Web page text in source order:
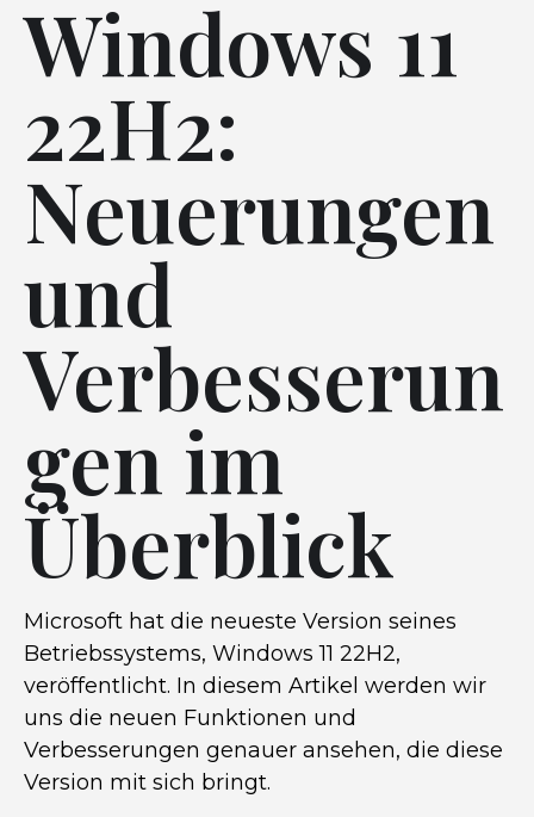
Windows 11
22H2:
Neuerungen
und
Verbesserun
gen im
Überblick
Microsoft hat die neueste Version seines
Betriebssystems, Windows 11 22H2,
veröffentlicht. In diesem Artikel werden wir
uns die neuen Funktionen und
Verbesserungen genauer ansehen, die diese
Version mit sich bringt.